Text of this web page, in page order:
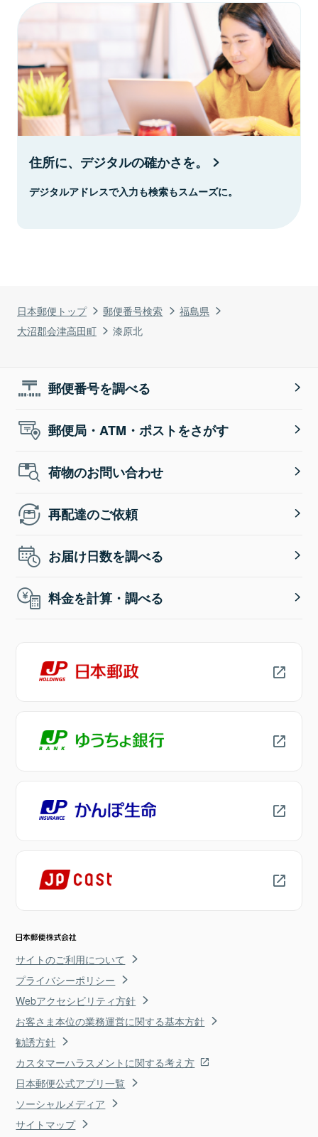
日本郵便トップ 郵便番号検索
福島県
大沼郡会津高田町
漆原北
住所に、デジタルの確かさを。
デジタルアドレスで入力も検索もスムーズに。
郵便番号を調べる
郵便局・ATM・ポストをさがす
荷物のお問い合わせ
再配達のご依頼
お届け日数を調べる
料金を計算・調べる
サイトのご利用について
プライバシーポリシー
Webアクセシビリティ方針
お客さま本位の業務運営に関する基本方針
勧誘方針
カスタマーハラスメントに関する考え方
日本郵便公式アプリ一覧
ソーシャルメディア
サイトマップ